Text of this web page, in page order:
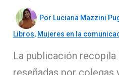
Por Luciana Mazzini
Libros, Mujeres en la
La publicación
reseñadas por colegas